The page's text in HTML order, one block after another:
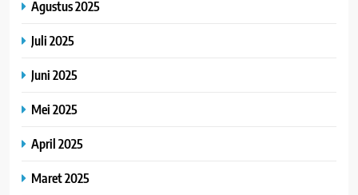
Agustus 2025
Juli 2025
Juni 2025
Mei 2025
April 2025
Maret 2025